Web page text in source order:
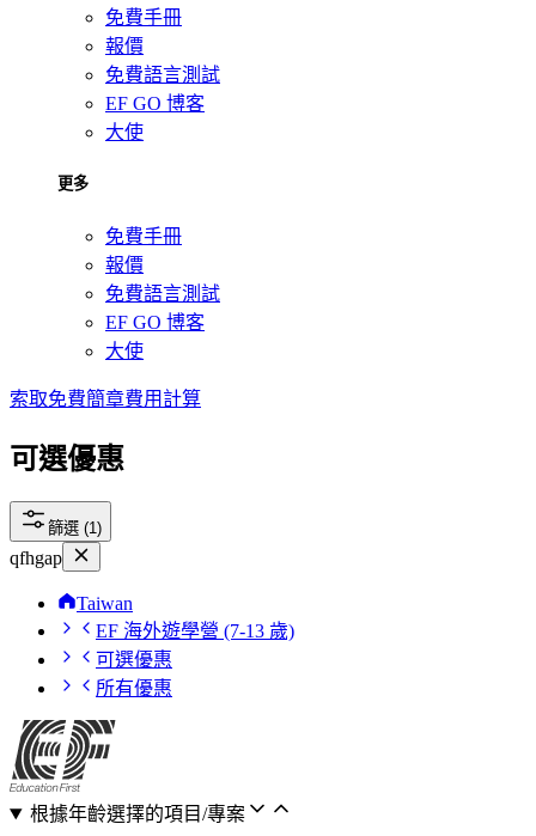
免費手冊
報價
免費語言測試
EF GO 博客
大使
更多
免費手冊
報價
免費語言測試
EF GO 博客
大使
索取免費簡章費用計算
可選優惠
篩選 (1)
qfhgap
Taiwan
EF 海外遊學營 (7-13 歲)
可選優惠
所有優惠
根據年齡選擇的項目/專案